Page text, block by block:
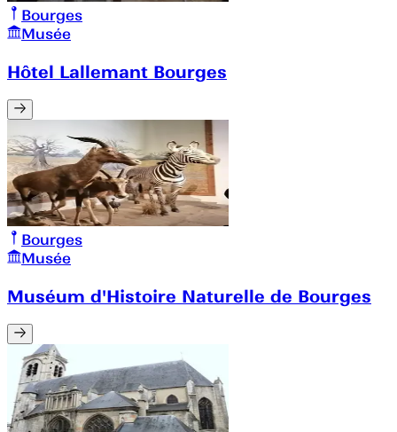
Bourges
Musée
Hôtel Lallemant Bourges
Bourges
Musée
Muséum d'Histoire Naturelle de Bourges